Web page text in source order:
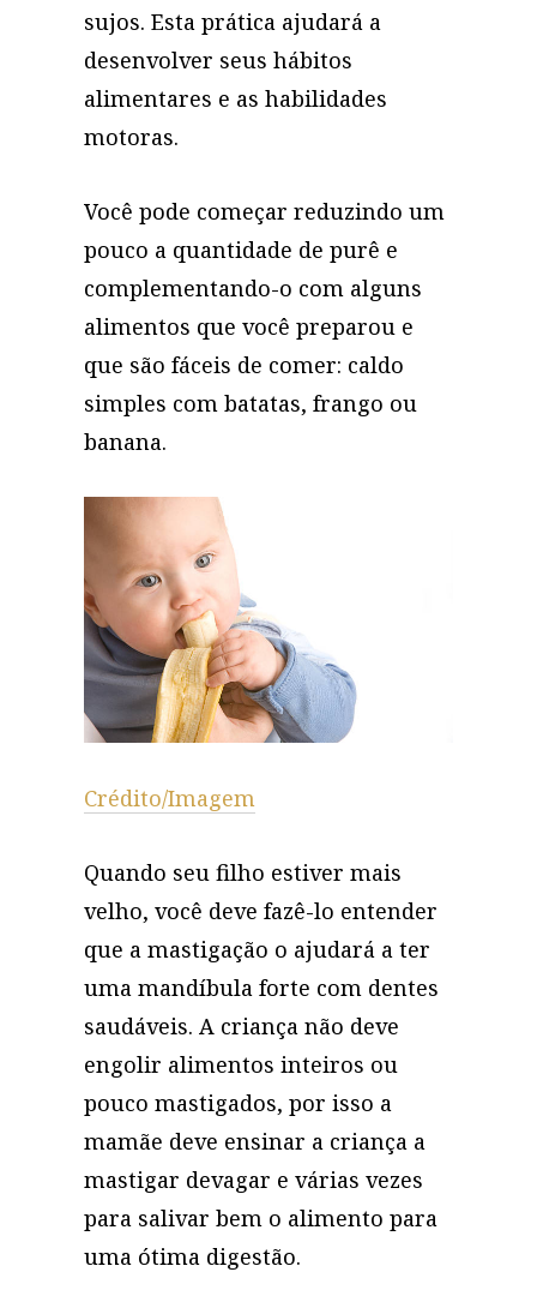
sujos. Esta prática ajudará a
desenvolver seus hábitos
alimentares e as habilidades
motoras.
Você pode começar reduzindo um
pouco a quantidade de purê e
complementando-o com alguns
alimentos que você preparou e
que são fáceis de comer: caldo
simples com batatas, frango ou
banana.
Crédito/Imagem
Quando seu filho estiver mais
velho, você deve fazê-lo entender
que a mastigação o ajudará a ter
uma mandíbula forte com dentes
saudáveis. A criança não deve
engolir alimentos inteiros ou
pouco mastigados, por isso a
mamãe deve ensinar a criança a
mastigar devagar e várias vezes
para salivar bem o alimento para
uma ótima digestão.